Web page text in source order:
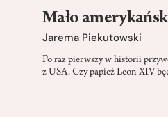
Mało
Jarema Piekutowski
Po raz pierwszy w historii
z USA. Czy papież Leon XIV